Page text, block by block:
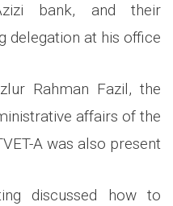
bank, and their
delegation at his office.
Rahman Fazil, the
affairs of the
A was also present.
discussed how to